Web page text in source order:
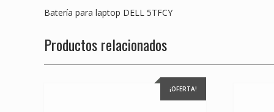
Batería para laptop DELL 5TFCY
Productos relacionados
¡OFERTA!